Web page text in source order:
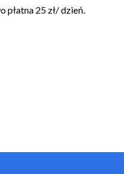
25 zł/ dzień.